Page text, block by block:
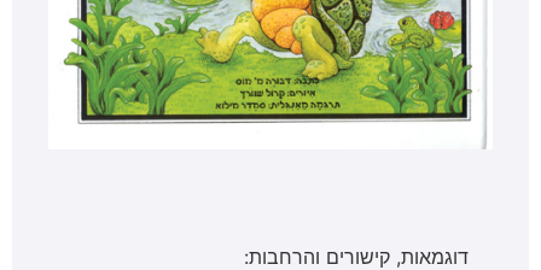
דוגמאות, קישורים והרחבות: